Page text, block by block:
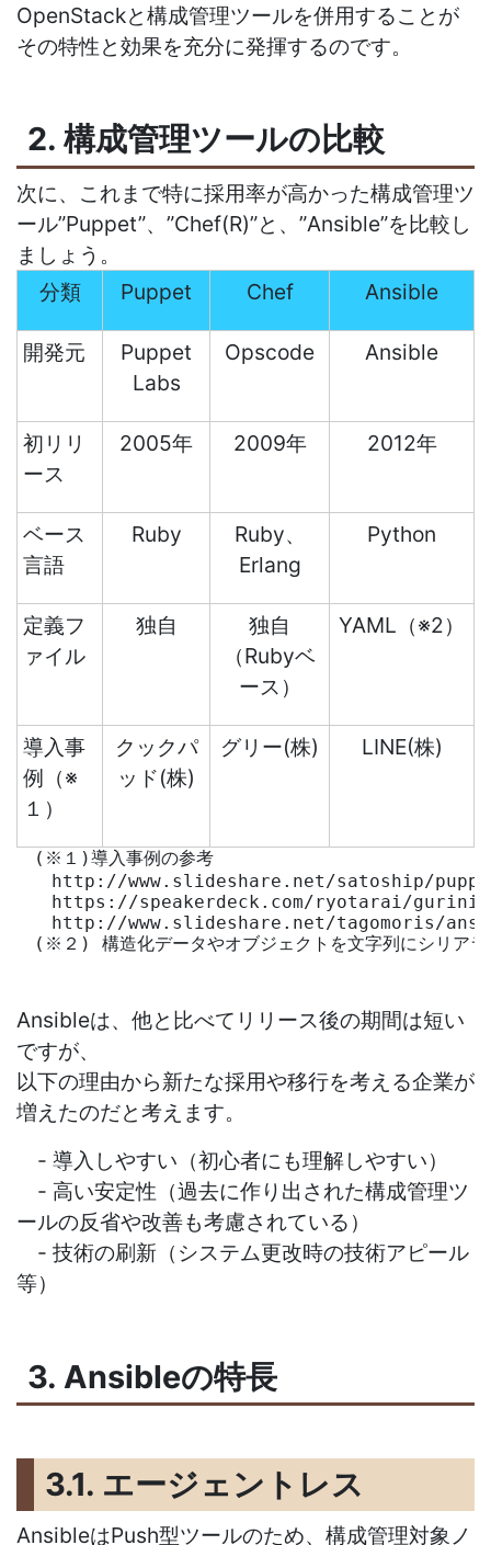
OpenStackと構成管理ツールを併用することが
その特性と効果を充分に発揮するのです。
2. 構成管理ツールの比較
次に、これまで特に採用率が高かった構成管理ツ
ール”Puppet”、”Chef(R)”と、”Ansible”を比較し
ましょう。
分類
Puppet Chef Ansible
開発元
Puppet
Labs
Opscode Ansible
初リリ
ース
2005年 2009年 2012年
ベース
言語
Ruby
Ruby、
Erlang
Python
定義フ
ァイル
独自
独自
（Rubyベ
ース）
YAML（※2）
導入事
例（※
１）
クックパ
ッド(株)
グリー(株) LINE(株)
(※１)導入事例の参考
http://www.slideshare.net/satoship/
https://speakerdeck.com/ryotarai/
http://www.slideshare.net/tagomoris/
(※２) 構造化データやオブジェクトを文字列にシリアラ
Ansibleは、他と比べてリリース後の期間は短い
ですが、
以下の理由から新たな採用や移行を考える企業が
増えたのだと考えます。
- 導入しやすい（初心者にも理解しやすい）
- 高い安定性（過去に作り出された構成管理ツ
ールの反省や改善も考慮されている）
- 技術の刷新（システム更改時の技術アピール
等）
3. Ansibleの特長
3.1. エージェントレス
AnsibleはPush型ツールのため、構成管理対象ノ